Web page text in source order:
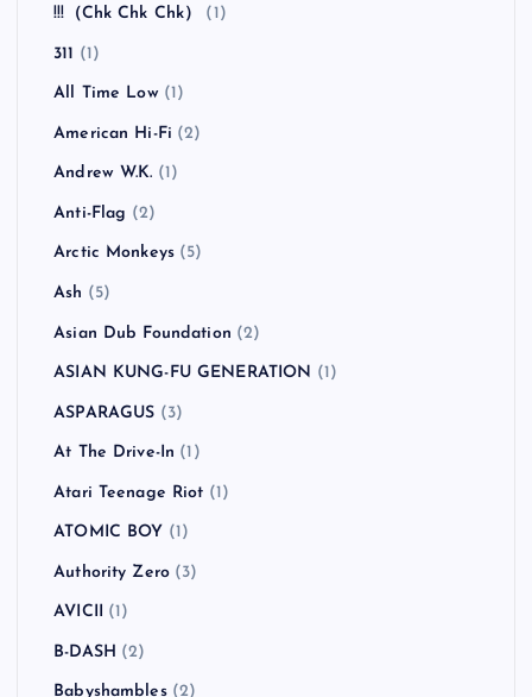
!!!（Chk Chk Chk） (1)
311 (1)
All Time Low(1)
American Hi-Fi (2)
Andrew W.K. (1)
Anti-Flag (2)
Arctic Monkeys (5)
Ash (5)
Asian Dub Foundation (2)
ASIAN KUNG-FU GENERATION (1)
ASPARAGUS (3)
At The Drive-In (1)
Atari Teenage Riot (1)
ATOMIC BOY (1)
Authority Zero (3)
AVICII (1)
B-DASH (2)
Babyshambles(2)